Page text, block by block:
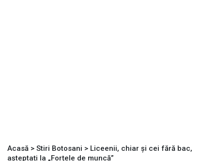
Acasă > Stiri Botosani > Liceenii, chiar și cei fără bac,
așteptați la „Forțele de muncă”